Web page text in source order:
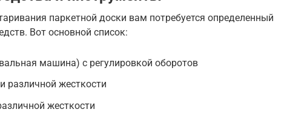
паркетной доски вам потребуется определенный
Вот основной список:
машина) с регулировкой оборотов
различной жесткости
жесткости